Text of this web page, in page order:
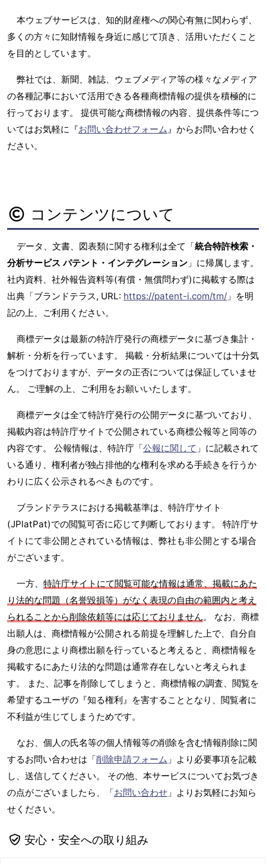
本ウェブサービスは、知的財産権への関心有無に関わらず、
多くの方々に知財情報を身近に感じて頂き、活用いただくこと
を目的としています。
弊社では、新聞、雑誌、ウェブメディア等の様々なメディア
の各種記事において活用できる各種商標情報の提供を積極的に
行っております。 提供可能な商標情報の内容、提供条件等につ
いてはお気軽に『お問い合わせフォーム』からお問い合わせく
ださい。
コンテンツについて
データ、文書、図表類に関する権利は全て「統合特許検索・
分析サービス パテント・インテグレーション 」に帰属します。
社内資料、社外報告資料等(有償・無償問わず)に掲載する際は
出典「ブランドテラス, URL: https://patent-i.com/tm/ 」を明
記の上、ご利用ください。
商標データは最新の特許庁発行の商標データに基づき集計・
解析・分析を行っています。 掲載・分析結果については十分気
をつけておりますが、データの正否については保証していませ
ん。 ご理解の上、ご利用をお願いいたします。
商標データは全て特許庁発行の公開データに基づいており、
掲載内容は特許庁サイトで公開されている商標公報等と同等の
内容です。 公報情報は、特許庁「公報に関して 」に記載されて
いる通り、権利者が独占排他的な権利を求める手続きを行うか
わりに広く公示されるべきものです。
ブランドテラスにおける掲載基準は、特許庁サイト
(JPlatPat)での閲覧可否に応じて判断しております。 特許庁サ
イトにて非公開とされている情報は、弊社も非公開とする場合
がございます。
一方、 特許庁サイトにて閲覧可能な情報は通常、掲載にあた
り法的な問題（名誉毀損等）がなく表現の自由の範囲内と考え
られることから削除依頼等には応じておりません。 なお、商標
出願人は、商標情報が公開される前提を理解した上で、自分自
身の意思により商標出願を行っていると考えると、商標情報を
掲載するにあたり法的な問題は通常存在しないと考えられま
す。 また、記事を削除してしまうと、商標情報の調査、閲覧を
希望するユーザの『知る権利』を害することとなり、閲覧者に
不利益が生じてしまうためです。
なお、個人の氏名等の個人情報等の削除を含む情報削除に関
するお問い合わせは「削除申請フォーム 」より必要事項を記載
し、送信してください。 その他、本サービスについてお気づき
の点がございましたら、「お問い合わせ 」よりお気軽にお知ら
せください。
安心・安全への取り組み